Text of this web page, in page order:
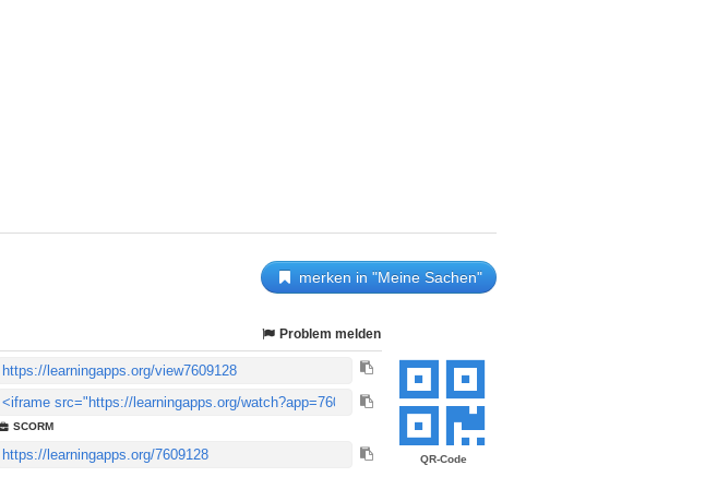
merken in "Meine Sachen"
QR-Code
Problem melden
SCORM